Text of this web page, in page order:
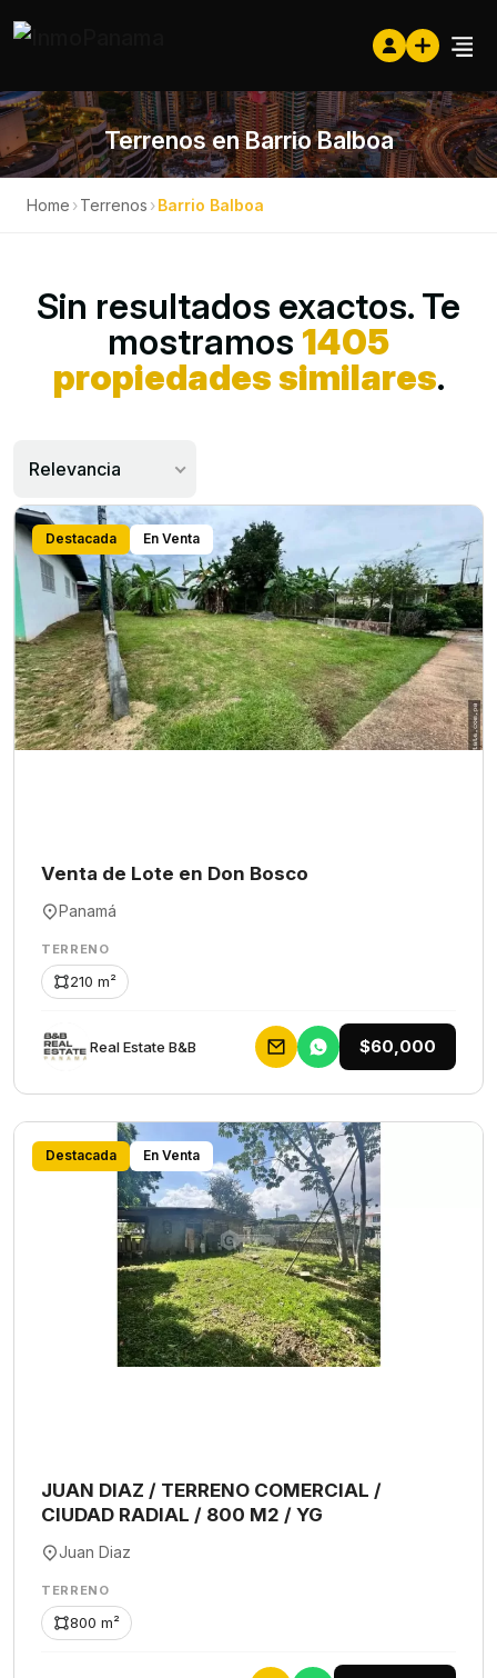
Terrenos en Barrio Balboa
Home ›Terrenos ›Barrio Balboa
Sin resultados exactos. Te
mostramos 1405
propiedades similares.
Relevancia
Destacada En Venta
Venta de Lote en Don Bosco
Panamá
TERRENO
210 m²
Rеаl Еstаtе В&В $60,000
Destacada En Venta
JUAN DIAZ / TERRENO COMERCIAL /
CIUDAD RADIAL / 800 M2 / YG
Juan Diaz
TERRENO
800 m²